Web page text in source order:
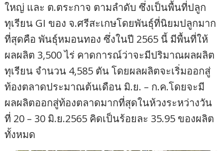
ใหญ่ และ ต.ตระกาจ ตามลำดับ ซึ่งเป็นพื้นที่ปลูก
ทุเรียน GI ของ จ.ศรีสะเกษโดยพันธุ์ที่นิยมปลูกมาก
ที่สุดคือ พันธุ์หมอนทอง ซึ่งในปี 2565 นี้ มีพื้นที่ให้
ผลผลิต 3,500 ไร่ คาดการณ์ว่าจะมีปริมาณผลผลิต
ทุเรียน จำนวน 4,585 ตัน โดยผลผลิตจะเริ่มออกสู่
ท้องตลาดประมาณต้นเดือน มิ.ย. – ก.ค.โดยจะมี
ผลผลิตออกสู่ท้องตลาดมากที่สุดในห้วงระหว่างวัน
ที่ 20 – 30 มิ.ย.2565 คิดเป็นร้อยละ 35.95 ของผลิต
ทั้งหมด